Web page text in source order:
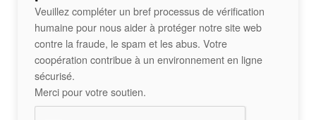
Veuillez compléter un bref processus de vérification
humaine pour nous aider à protéger notre site web
contre la fraude, le spam et les abus. Votre
coopération contribue à un environnement en ligne
sécurisé.
Merci pour votre soutien.